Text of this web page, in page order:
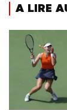
A LIRE